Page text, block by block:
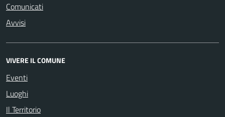
Comunicati
Avvisi
VIVERE IL COMUNE
Eventi
Luoghi
Il Territorio